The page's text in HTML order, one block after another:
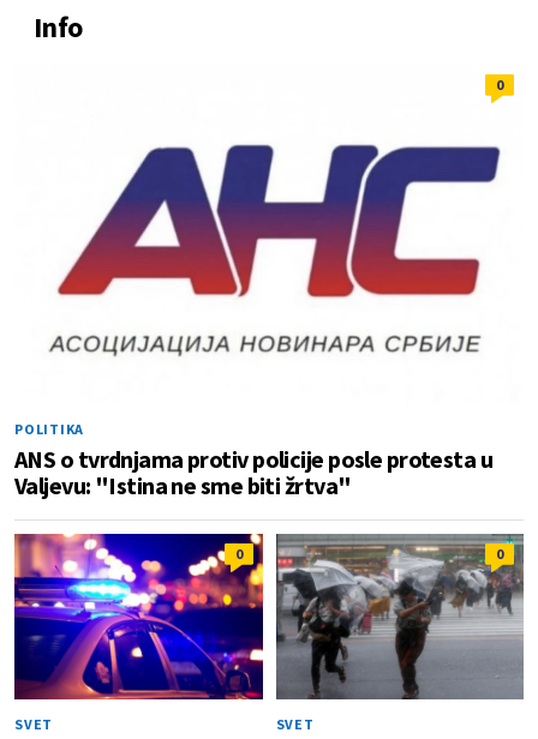
Info
0
POLITIKA
ANS o tvrdnjama protiv policije posle protesta u
Valjevu: "Istina ne sme biti žrtva"
0
SVET
0
SVET